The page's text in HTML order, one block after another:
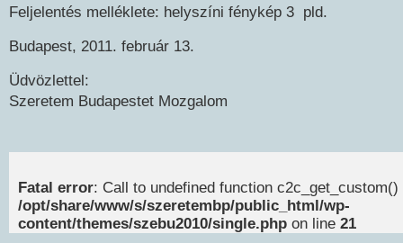
Feljelentés melléklete: helyszíni fénykép 3 pld.
Budapest, 2011. február 13.
Üdvözlettel:
Szeretem Budapestet Mozgalom
Fatal error: Call to undefined function c2c_get_custom()
/opt/share/www/s/szeretembp/public_html/wp-
content/themes/szebu2010/single.php on line 21